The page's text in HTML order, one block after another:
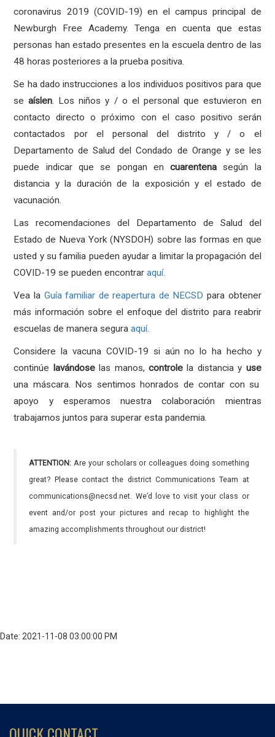
coronavirus 2019 (COVID-19) en el campus principal de
Newburgh Free Academy. Tenga en cuenta que estas
personas han estado presentes en la escuela dentro de las
48 horas posteriores a la prueba positiva.
Se ha dado instrucciones a los individuos positivos para que
seaíslen. Los niños y / o el personal que estuvieron en
contacto directo o próximo con el caso positivo serán
contactados por el personal del distrito y / o el
Departamento de Salud del Condado de Orange y se les
puede indicar que se pongan encuarentena según la
distancia y la duración de la exposición y el estado de
vacunación.
Las recomendaciones del Departamento de Salud del
Estado de Nueva York (NYSDOH) sobre las formas en que
usted y su familia pueden ayudar a limitar la propagación del
COVID-19 se pueden encontraraquí.
Vea la Guía familiar de reapertura de NECSD para obtener
más información sobre el enfoque del distrito para reabrir
escuelas de manera seguraaquí.
Considere la vacuna COVID-19 si aún no lo ha hecho y
continúe lavándoselas manos,controle la distancia y use
una máscara. Nos sentimos honrados de contar con su
apoyo y esperamos nuestra colaboración mientras
trabajamos juntos para superar esta pandemia.
ATTENTION: Are your scholars or colleagues doing something
great? Please contact the district Communications Team at
communications@necsd.net. We’d love to visit your class or
event and/or post your pictures and recap to highlight the
amazing accomplishments throughout our district!
Date: 2021-11-08 03:00:00 PM